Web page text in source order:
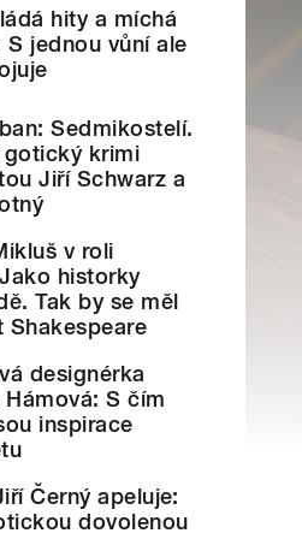
hity a míchá
S jednou vůní ale
Sedmikostelí.
gotický krimi
Jiří Schwarz a
v roli
historky
Tak by se měl
Shakespeare
designérka
Hámová: S čím
inspirace
Černý apeluje:
dovolenou